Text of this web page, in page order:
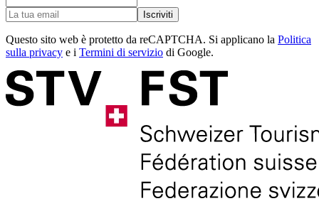
Iscriviti
Questo sito web è protetto da reCAPTCHA. Si applicano la Politica
sulla privacy e i Termini di servizio di Google.